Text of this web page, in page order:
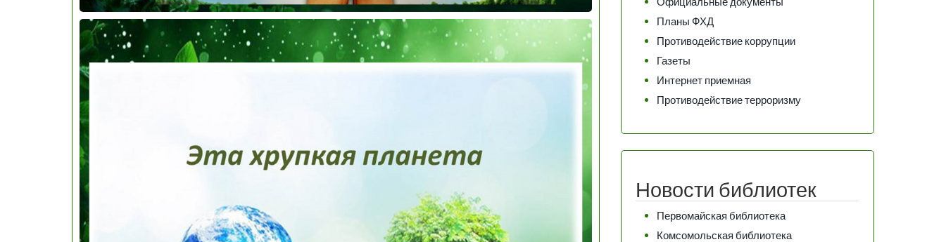
Планы ФХД
Противодействие коррупции
Газеты
Интернет приемная
Противодействие терроризму
Новости библиотек
Первомайская библиотека
Комсомольская библиотека